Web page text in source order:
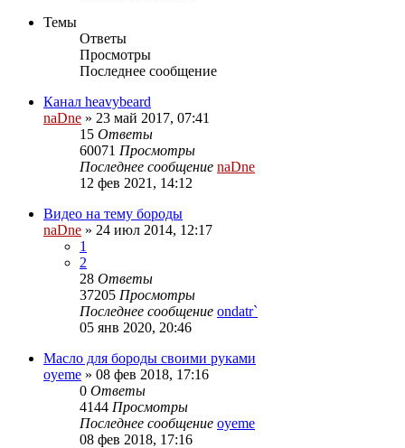
Темы
Ответы
Просмотры
Последнее сообщение
Канал heavybeard
naDne » 23 май 2017, 07:41
15 Ответы
60071 Просмотры
Последнее сообщение naDne
12 фев 2021, 14:12
Видео на тему бороды
naDne » 24 июл 2014, 12:17
1
2
28 Ответы
37205 Просмотры
Последнее сообщение ondatr`
05 янв 2020, 20:46
Масло для бороды своими руками
oyeme » 08 фев 2018, 17:16
0 Ответы
4144 Просмотры
Последнее сообщение oyeme
08 фев 2018, 17:16